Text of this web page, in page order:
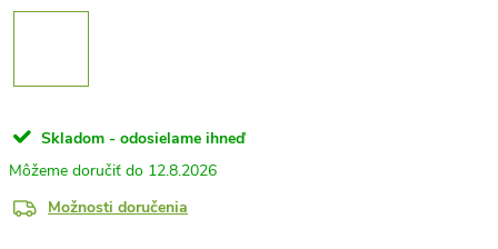
Skladom - odosielame ihneď
12.8.2026
Možnosti doručenia